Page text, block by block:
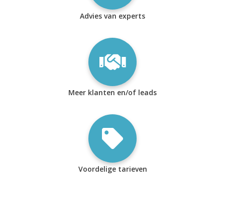
Advies van experts
Meer klanten en/of leads
Voordelige tarieven